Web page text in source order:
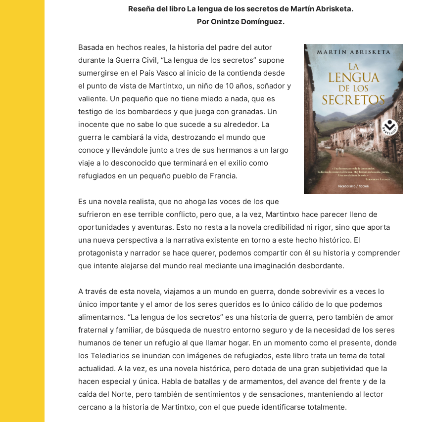
Reseña del libro La lengua de los secretos de Martín Abrisketa.
Por Onintze Domínguez.
Basada en hechos reales, la historia del padre del autor
durante la Guerra Civil, “La lengua de los secretos” supone
sumergirse en el País Vasco al inicio de la contienda desde
el punto de vista de Martintxo, un niño de 10 años, soñador y
valiente. Un pequeño que no tiene miedo a nada, que es
testigo de los bombardeos y que juega con granadas. Un
inocente que no sabe lo que sucede a su alrededor. La
guerra le cambiará la vida, destrozando el mundo que
conoce y llevándole junto a tres de sus hermanos a un largo
viaje a lo desconocido que terminará en el exilio como
refugiados en un pequeño pueblo de Francia.
Es una novela realista, que no ahoga las voces de los que
sufrieron en ese terrible conflicto, pero que, a la vez, Martintxo hace parecer lleno de
oportunidades y aventuras. Esto no resta a la novela credibilidad ni rigor, sino que aporta
una nueva perspectiva a la narrativa existente en torno a este hecho histórico. El
protagonista y narrador se hace querer, podemos compartir con él su historia y comprender
que intente alejarse del mundo real mediante una imaginación desbordante.
A través de esta novela, viajamos a un mundo en guerra, donde sobrevivir es a veces lo
único importante y el amor de los seres queridos es lo único cálido de lo que podemos
alimentarnos. “La lengua de los secretos” es una historia de guerra, pero también de amor
fraternal y familiar, de búsqueda de nuestro entorno seguro y de la necesidad de los seres
humanos de tener un refugio al que llamar hogar. En un momento como el presente, donde
los Telediarios se inundan con imágenes de refugiados, este libro trata un tema de total
actualidad. A la vez, es una novela histórica, pero dotada de una gran subjetividad que la
hacen especial y única. Habla de batallas y de armamentos, del avance del frente y de la
caída del Norte, pero también de sentimientos y de sensaciones, manteniendo al lector
cercano a la historia de Martintxo, con el que puede identificarse totalmente.